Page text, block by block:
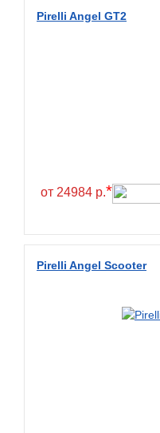
Pirelli Angel GT2
от 24984 р.*
Pirelli Angel Scooter